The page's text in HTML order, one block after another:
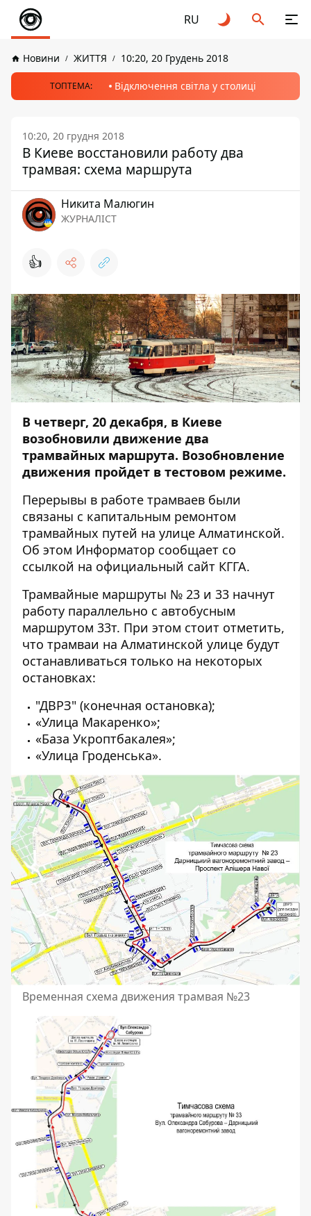
RU
Новини ЖИТТЯ 10:20, 20 Грудень 2018
ТОПТЕМА: Відключення світла у столиці
10:20, 20 грудня 2018
В Киеве восстановили работу два
трамвая: схема маршрута
Никита Малюгин
ЖУРНАЛІСТ
👍
В четверг, 20 декабря, в Киеве
возобновили движение два
трамвайных маршрута. Возобновление
движения пройдет в тестовом режиме.
Перерывы в работе трамваев были
связаны с капитальным ремонтом
трамвайных путей на улице Алматинской.
Об этом Информатор сообщает со
ссылкой на официальный сайт КГГА.
Трамвайные маршруты № 23 и 33 начнут
работу параллельно с автобусным
маршрутом 33т. При этом стоит отметить,
что трамваи на Алматинской улице будут
останавливаться только на некоторых
остановках:
"ДВРЗ" (конечная остановка);
«Улица Макаренко»;
«База Укроптбакалея»;
«Улица Гроденська».
Временная схема движения трамвая №23